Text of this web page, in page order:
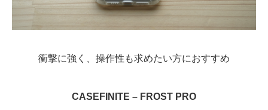
衝撃に強く、操作性も求めたい方におすすめ
CASEFINITE – FROST PRO